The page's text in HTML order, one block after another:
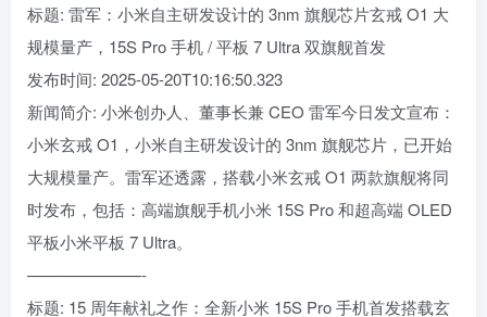
标题: 雷军：小米自主研发设计的 3nm 旗舰芯片玄戒 O1 大
规模量产，15S Pro 手机 / 平板 7 Ultra 双旗舰首发
发布时间: 2025-05-20T10:16:50.323
新闻简介: 小米创办人、董事长兼 CEO 雷军今日发文宣布：
小米玄戒 O1，小米自主研发设计的 3nm 旗舰芯片，已开始
大规模量产。雷军还透露，搭载小米玄戒 O1 两款旗舰将同
时发布，包括：高端旗舰手机小米 15S Pro 和超高端 OLED
平板小米平板 7 Ultra。
———————-
标题: 15 周年献礼之作：全新小米 15S Pro 手机首发搭载玄